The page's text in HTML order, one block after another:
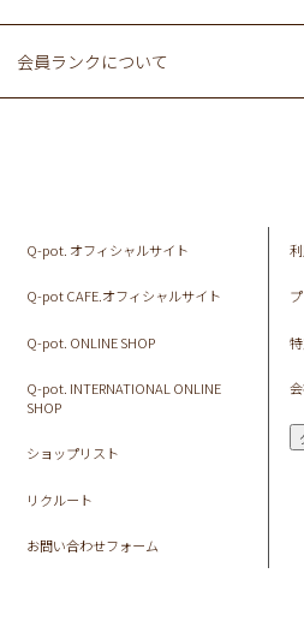
会員ランクについて
Q-pot. オフィシャルサイト
Q-pot CAFE.オフィシャルサイト
Q-pot. ONLINE SHOP
Q-pot. INTERNATIONAL ONLINE
SHOP
ショップリスト
リクルート
お問い合わせフォーム